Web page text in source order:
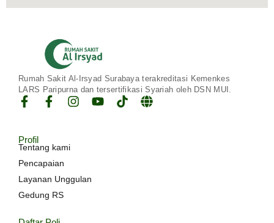
Rumah Sakit Al-Irsyad Surabaya terakreditasi Kemenkes
LARS Paripurna dan tersertifikasi Syariah oleh DSN MUI.
Profil
Tentang kami
Pencapaian
Layanan Unggulan
Gedung RS